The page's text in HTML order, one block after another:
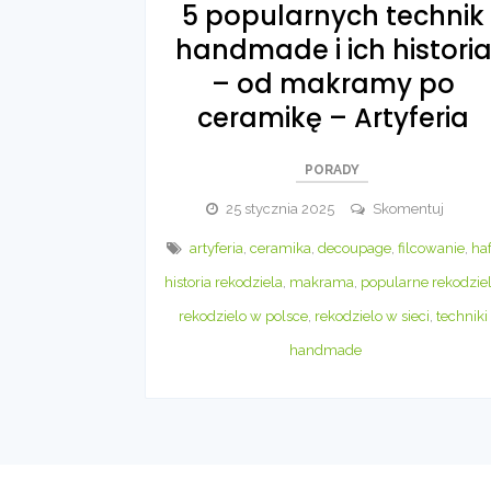
5 popularnych technik
handmade i ich historia
– od makramy po
ceramikę – Artyferia
PORADY
25 stycznia 2025 Skomentuj
technik
i
artyferia ,ceramika ,decoupage ,filcowanie
historia rekodziela makrama popularne
rekodzielo w polsce rekodzielo w sieci ,techniki
handmade